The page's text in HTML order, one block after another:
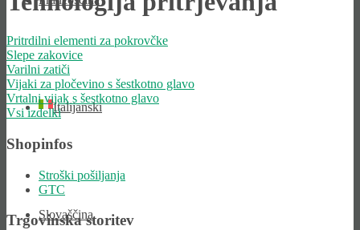
Italijanski
Slovaščina
Pritrdilni elementi za pokrovčke
Slepe zakovice
Varilni zatiči
Vijaki za pločevino s šestkotno glavo
Vrtalni vijak s šestkotno glavo
Vsi izdelki
Shopinfos
Stroški pošiljanja
GTC
Trgovinska storitev